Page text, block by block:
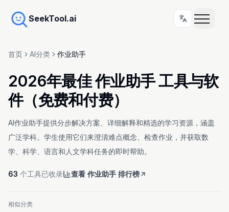
SeekTool.ai
首页 AI分类 作业助手
2026年最佳 作业助手 工具与软
件（免费和付费）
AI作业助手提供分步解决方案、详细解释和精选的学习资源，涵盖
广泛学科。学生使用它们来澄清难点概念、检查作业，并获取数
学、科学、语言和人文学科任务的即时帮助。
63 个工具已收录 查看 作业助手 排行榜
相似分类